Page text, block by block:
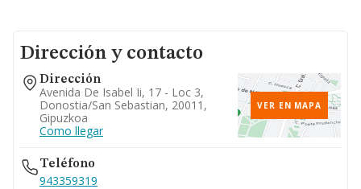
Dirección y contacto
Dirección
Avenida De Isabel Ii, 17 - Loc 3,
Donostia/san Sebastian, 20011,
Gipuzkoa
Como llegar
VER EN MAPA
Teléfono
943359319